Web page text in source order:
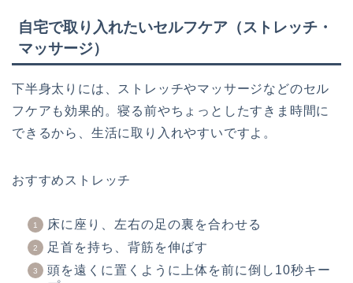
自宅で取り入れたいセルフケア（ストレッチ・
マッサージ）
下半身太りには、ストレッチやマッサージなどのセル
フケアも効果的。寝る前やちょっとしたすきま時間に
できるから、生活に取り入れやすいですよ。
おすすめストレッチ
床に座り、左右の足の裏を合わせる
足首を持ち、背筋を伸ばす
頭を遠くに置くように上体を前に倒し10秒キー